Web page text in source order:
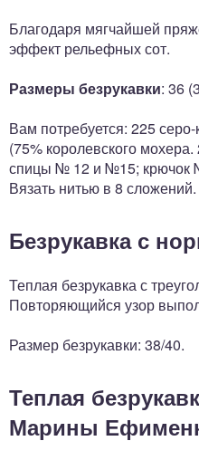
Благодаря мягчайшей
эффект рельефных сот.
Размеры безрукавки: 36
Вам потребуется: 225
(75% королевского
спицы № 12 и №15; крючок
Вязать нитью в 8 сложений.
Безрукавка с
Теплая безрукавка с
Повторяющийся узор
Размер безрукавки: 38/40.
Теплая
Марины